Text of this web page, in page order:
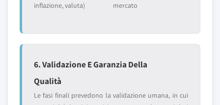
inflazione, valuta)
mercato
6. Validazione E Garanzia Della
Qualità
Le fasi finali prevedono la validazione umana, in cui